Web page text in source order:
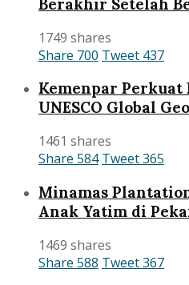
Berakhir Setelah
1749 shares
Share 700 Tweet 437
Kemenpar Perkuat
UNESCO Global
1461 shares
Share 584 Tweet365
Minamas
Anak Yatim di
1469 shares
Share 588 Tweet367